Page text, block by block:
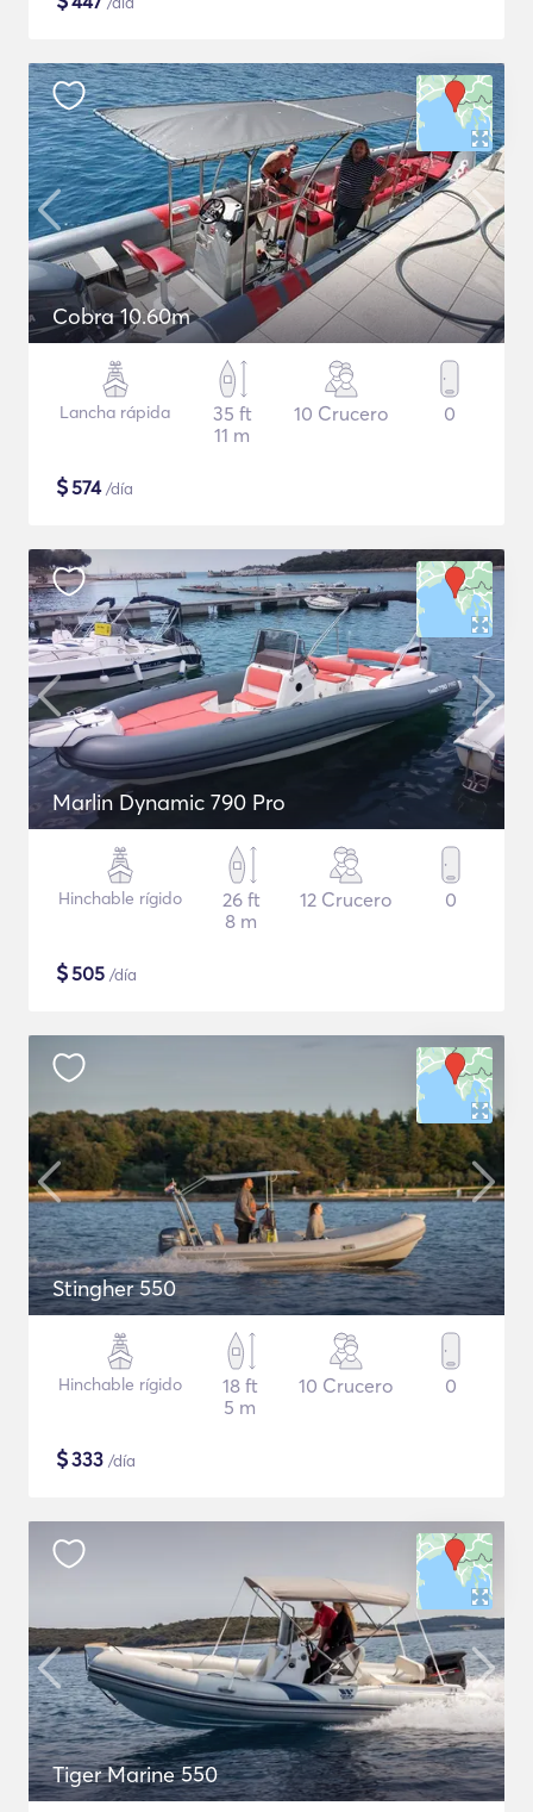
Cobra 10.60m
Lancha rápida
35 ft
11 m
10 Crucero 0
$574/día
Marlin Dynamic 790 Pro
Hinchable rígido
26 ft
8 m
12 Crucero 0
$505 /día
Stingher 550
Hinchable rígido
18 ft
5 m
10 Crucero 0
$333 /día
Tiger Marine 550